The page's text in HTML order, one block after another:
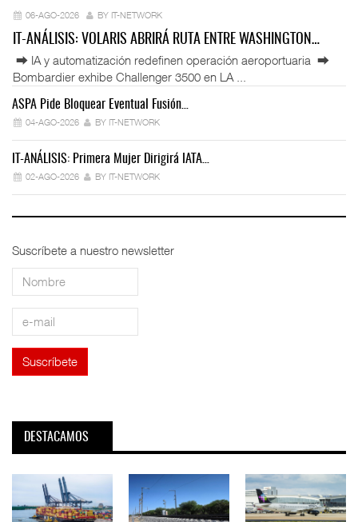
06-AGO-2026 BY IT-NETWORK
IT-ANÁLISIS: VOLARIS ABRIRÁ RUTA ENTRE WASHINGTON…
⮕ IA y automatización redefinen operación aeroportuaria ⮕
Bombardier exhibe Challenger 3500 en LA ...
ASPA Pide Bloquear Eventual Fusión…
04-AGO-2026 BY IT-NETWORK
IT-ANÁLISIS: Primera Mujer Dirigirá IATA…
02-AGO-2026 BY IT-NETWORK
Suscríbete a nuestro newsletter
DESTACAMOS